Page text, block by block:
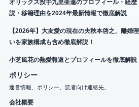
オリックス投手九里亜蓮のプロフィール・経
説・移籍理由を2024年最新情報で徹底解説
【2026年】大友愛の現在の夫秋本啓之、離婚
いを家族構成も含め徹底解説！
小芝風花の熱愛報道とプロフィールを徹底解説
ポリシー
運営情報、ポリシー、読者向け連絡先。
会社概要